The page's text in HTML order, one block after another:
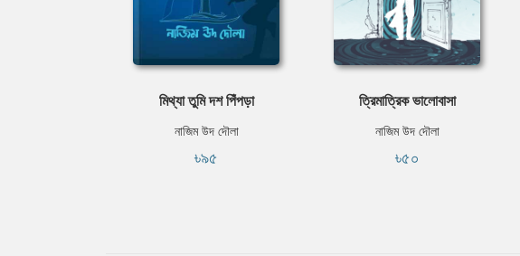
মিথ্যা তুমি দশ পিঁপড়া
নাজিম উদ দৌলা
৳৯৫
ত্রিমাত্রিক ভালোবাসা
নাজিম উদ দৌলা
৳৫০